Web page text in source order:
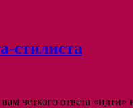
стилиста
четкого ответа